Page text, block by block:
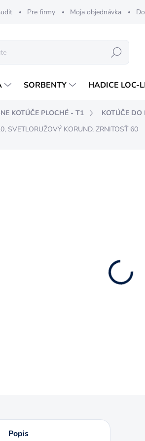
Pre firmy Moja objednávka
Hľadať
SORBENTY HADICE LOC-
KOTÚČE PLOCHÉ - T1
KOTÚČE DO
SVETLORUŽOVÝ KORUND, ZRNITOSŤ 60
Popis